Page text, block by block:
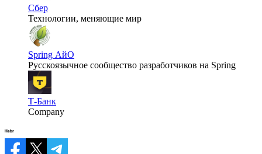
Сбер
Технологии, меняющие мир
Spring АйО
Русскоязычное сообщество разработчиков на Spring
Т-Банк
Company